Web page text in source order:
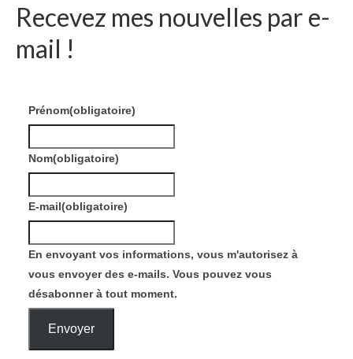
Recevez mes nouvelles par e-
mail !
Prénom(obligatoire)
Nom(obligatoire)
E-mail(obligatoire)
En envoyant vos informations, vous m'autorisez à
vous envoyer des e-mails. Vous pouvez vous
désabonner à tout moment.
Envoyer